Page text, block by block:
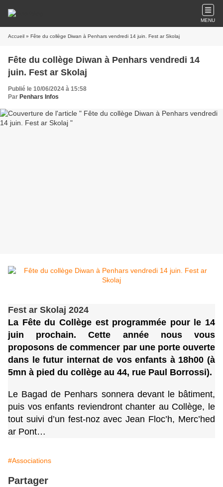
MENU
Accueil » Fête du collège Diwan à Penhars vendredi 14 juin. Fest ar Skolaj
Fête du collège Diwan à Penhars vendredi 14
juin. Fest ar Skolaj
Publié le 10/06/2024 à 15:58
Par Penhars Infos
Fest ar Skolaj 2024
La Fête du Collège est programmée pour le 14
juin prochain. Cette année nous vous
proposons de commencer par une porte ouverte
dans le futur internat de vos enfants à 18h00 (à
5mn à pied du collège au 44, rue Paul Borrossi).
Le Bagad de Penhars sonnera devant le bâtiment,
puis vos enfants reviendront chanter au Collège, le
tout suivi d’un fest-noz avec Jean Floc’h, Merc’hed
ar Pont…
#Associations
Partager